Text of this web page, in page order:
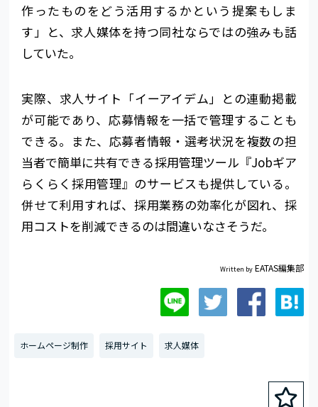
作ったものをどう活用するかという提案もしま
す」と、求人媒体を持つ同社ならではの強みも話
していた。
実際、求人サイト「イーアイデム」との連動掲載
が可能であり、応募情報を一括で管理することも
できる。また、応募者情報・選考状況を複数の担
当者で簡単に共有できる採用管理ツール『Jobギア
らくらく採用管理』のサービスも提供している。
併せて利用すれば、採用業務の効率化が図れ、採
用コストを削減できるのは間違いなさそうだ。
Written byEATAS編集部
ホームページ制作 採用サイト 求人媒体